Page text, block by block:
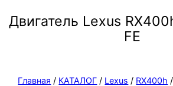
Двигатель Lexus
FE
Главная / КАТАЛОГ / Lexus / RX400h /